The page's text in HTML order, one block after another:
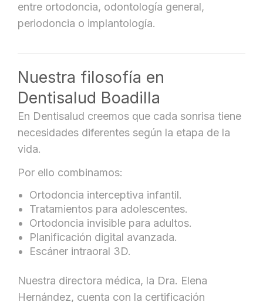
entre ortodoncia, odontología general,
periodoncia o implantología.
Nuestra filosofía en
Dentisalud Boadilla
En Dentisalud creemos que cada sonrisa tiene
necesidades diferentes según la etapa de la
vida.
Por ello combinamos:
Ortodoncia interceptiva infantil.
Tratamientos para adolescentes.
Ortodoncia invisible para adultos.
Planificación digital avanzada.
Escáner intraoral 3D.
Nuestra directora médica, la Dra. Elena
Hernández, cuenta con la certificación